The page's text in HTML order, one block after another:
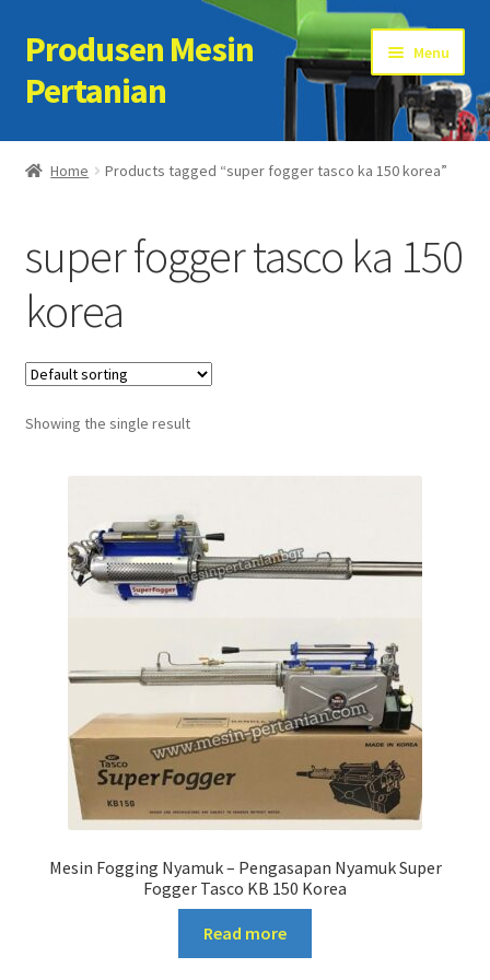
Skip
to
navigation
Skip
to
content
Produsen Mesin
Pertanian
Menu
Home
Cart
Checkout
Kontak Kami
My account
Home Products tagged “super fogger tasco ka 150 korea”
super fogger tasco ka 150
korea
Showing the single result
Mesin Fogging Nyamuk – Pengasapan Nyamuk Super
Fogger Tasco KB 150 Korea
Read more